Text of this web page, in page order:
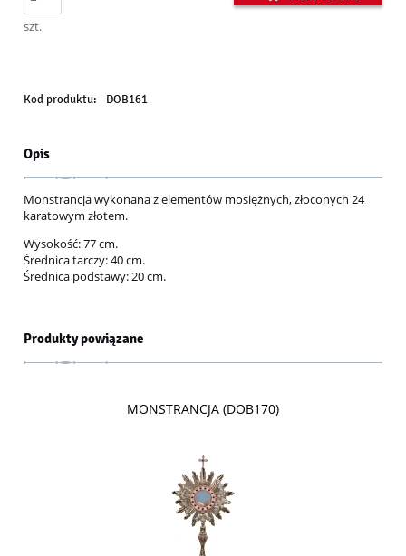
szt.
Kod produktu: DOB161
Opis
Monstrancja wykonana z elementów mosiężnych, złoconych 24
karatowym złotem.
Wysokość: 77 cm.
Średnica tarczy: 40 cm.
Średnica podstawy: 20 cm.
Produkty powiązane
MONSTRANCJA (DOB170)